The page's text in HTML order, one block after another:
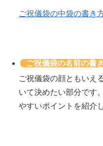
ご祝儀袋の中袋の書き
ご祝儀袋の名前の書
ご祝儀袋の顔ともいえ
いて決めたい部分です
やすいポイントを紹介